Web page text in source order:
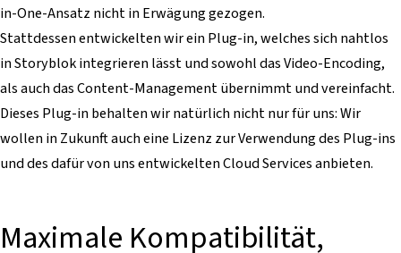
in-One-Ansatz nicht in Erwägung gezogen.
Stattdessen entwickelten wir ein Plug-in, welches sich nahtlos
in Storyblok integrieren lässt und sowohl das Video-Encoding,
als auch das Content-Management übernimmt und vereinfacht.
Dieses Plug-in behalten wir natürlich nicht nur für uns: Wir
wollen in Zukunft auch eine Lizenz zur Verwendung des Plug-ins
und des dafür von uns entwickelten Cloud Services anbieten.
Maximale Kompatibilität,